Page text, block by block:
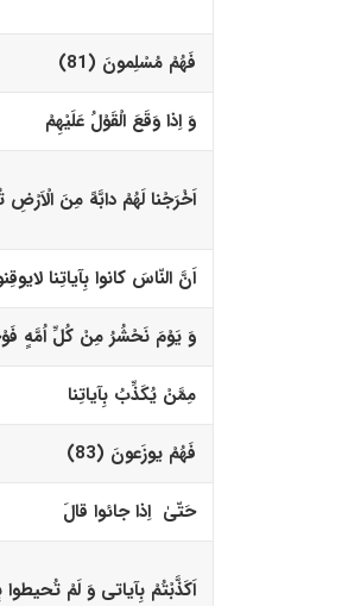
فَهُمْ مُسْلِمونَ (81)‏
وَ اِذا وَقَعَ الْقَوْلُ عَلَیْهِمْ
اَخْرَجْنا لَهُمْ دابَّهً مِنَ الْاَرْضِ
اَنَّ النّاسَ کانوا بِآیاتِنا
وَ یَوْمَ نَحْشُرُ مِنْ کُلِّ اُمَّهٍ
مِمَّنْ یُکَذِّبُ بِآیاتِنا
فَهُمْ یوزَعونَ (83)‏
حَتّیٰ اِذا جائوا قالَ
اَکَذَّبْتُمْ بِآیاتى وَ لَمْ تُحیطوا